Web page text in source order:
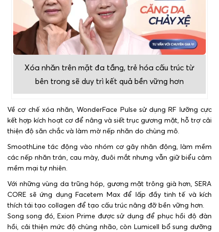
Xóa nhăn trên mặt đa tầng, trẻ hóa cấu trúc từ
bên trong sẽ duy trì kết quả bền vững hơn
Về cơ chế xóa nhăn, WonderFace Pulse sử dụng RF lưỡng cực
kết hợp kích hoạt cơ để nâng và siết trục gương mặt, hỗ trợ cải
thiện độ săn chắc và làm mờ nếp nhăn do chùng mô.
SmoothLine tác động vào nhóm cơ gây nhăn động, làm mềm
các nếp nhăn trán, cau mày, đuôi mắt nhưng vẫn giữ biểu cảm
mềm mại tự nhiên.
Với những vùng da trũng hóp, gương mặt trông già hơn, SERA
CORE sẽ ứng dụng Facetem Max để lấp đầy tinh tế và kích
thích tái tạo collagen để tạo cấu trúc nâng đỡ bền vững hơn.
Song song đó, Exion Prime được sử dụng để phục hồi độ đàn
hồi, cải thiện mức độ chùng nhão, còn Lumicell bổ sung dưỡng